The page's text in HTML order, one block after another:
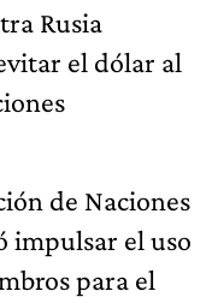
Rusia
el dólar al
de Naciones
impulsar el uso
para el